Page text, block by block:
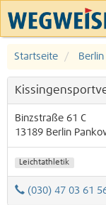
Startseite
Binzstraße 61 C
13189 Berlin
Leichtathletik
(030) 47 03 61